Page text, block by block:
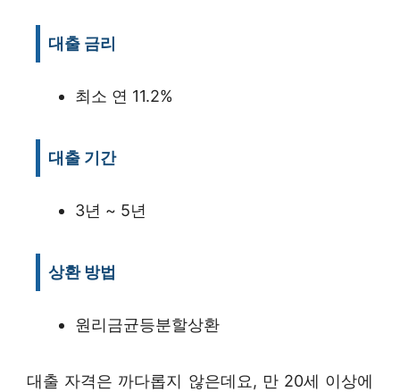
대출 금리
최소 연 11.2%
대출 기간
3년 ~ 5년
상환 방법
원리금균등분할상환
대출 자격은 까다롭지 않은데요, 만 20세 이상에